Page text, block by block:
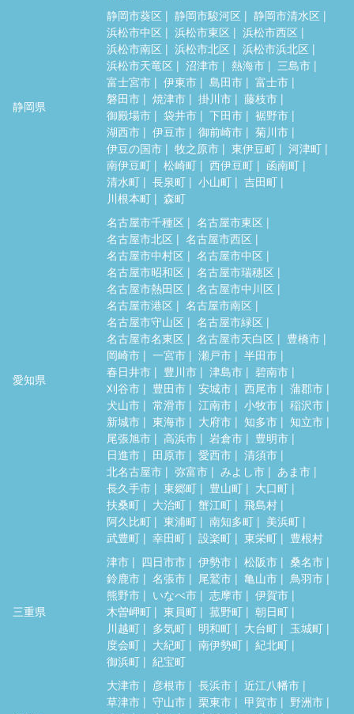
静岡県
静岡市葵区 静岡市駿河区
静岡市清水区
浜松市中区
浜松市東区
浜松市西区
浜松市南区
浜松市北区
浜松市浜北区
浜松市天竜区
沼津市 熱海市
三島市
富士宮市
伊東市 島田市
富士市
磐田市
焼津市 掛川市
藤枝市
御殿場市
袋井市 下田市
裾野市
湖西市
伊豆市 御前崎市
菊川市
伊豆の国市
牧之原市 東伊豆町
河津町
南伊豆町
松崎町 西伊豆町
函南町
清水町
長泉町 小山町
吉田町
川根本町
森町
愛知県
名古屋市千種区
名古屋市東区
名古屋市北区
名古屋市西区
名古屋市中村区
名古屋市中区
名古屋市昭和区
名古屋市瑞穂区
名古屋市熱田区
名古屋市中川区
名古屋市港区
名古屋市南区
名古屋市守山区
名古屋市緑区
名古屋市名東区
名古屋市天白区
豊橋市
岡崎市
一宮市 瀬戸市
半田市
春日井市
豊川市 津島市
碧南市
刈谷市
豊田市 安城市 西尾市
蒲郡市
犬山市
常滑市 江南市 小牧市
稲沢市
新城市
東海市 大府市 知多市
知立市
尾張旭市
高浜市 岩倉市
豊明市
日進市
田原市 愛西市
清須市
北名古屋市
弥富市 みよし市
あま市
長久手市
東郷町 豊山町
大口町
扶桑町
大治町 蟹江町
飛島村
阿久比町
東浦町 南知多町
美浜町
武豊町
幸田町 設楽町 東栄町 豊根村
三重県
津市 四日市市 伊勢市 松阪市
桑名市
鈴鹿市
名張市 尾鷲市 亀山市
鳥羽市
熊野市
いなべ市 志摩市
伊賀市
木曽岬町
東員町 菰野町
朝日町
川越町
多気町 明和町 大台町
玉城町
度会町
大紀町 南伊勢町
紀北町
御浜町
紀宝町
大津市 彦根市 長浜市
近江八幡市
草津市
守山市 栗東市 甲賀市
野洲市